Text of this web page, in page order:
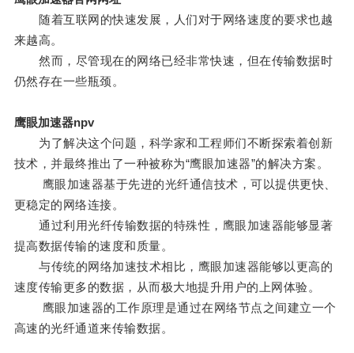
随着互联网的快速发展，人们对于网络速度的要求也越
来越高。
然而，尽管现在的网络已经非常快速，但在传输数据时
仍然存在一些瓶颈。
鹰眼加速器npv
为了解决这个问题，科学家和工程师们不断探索着创新
技术，并最终推出了一种被称为“鹰眼加速器”的解决方案。
鹰眼加速器基于先进的光纤通信技术，可以提供更快、
更稳定的网络连接。
通过利用光纤传输数据的特殊性，鹰眼加速器能够显著
提高数据传输的速度和质量。
与传统的网络加速技术相比，鹰眼加速器能够以更高的
速度传输更多的数据，从而极大地提升用户的上网体验。
鹰眼加速器的工作原理是通过在网络节点之间建立一个
高速的光纤通道来传输数据。